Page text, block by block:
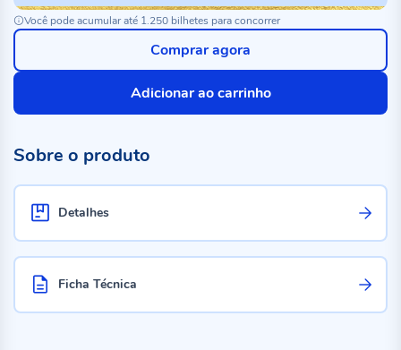
Você pode acumular até 1.250 bilhetes para concorrer
Adicionar ao carrinho
Comprar agora
Sobre o produto
Detalhes
Ficha Técnica